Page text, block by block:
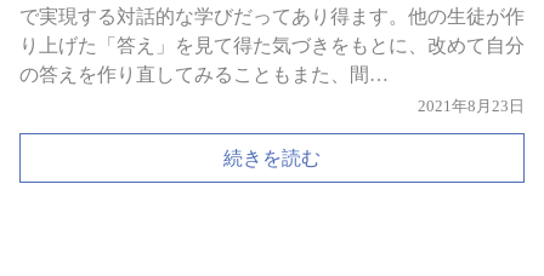
で実現する対話的な学びだってあり得ます。他の生徒が作
り上げた「答え」を見て得た気づきをもとに、改めて自分
の答えを作り直してみることもまた、間…
2021年8月23日
続きを読む